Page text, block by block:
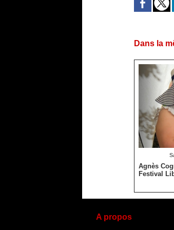
Dans la
Agnès
Festival
A propos